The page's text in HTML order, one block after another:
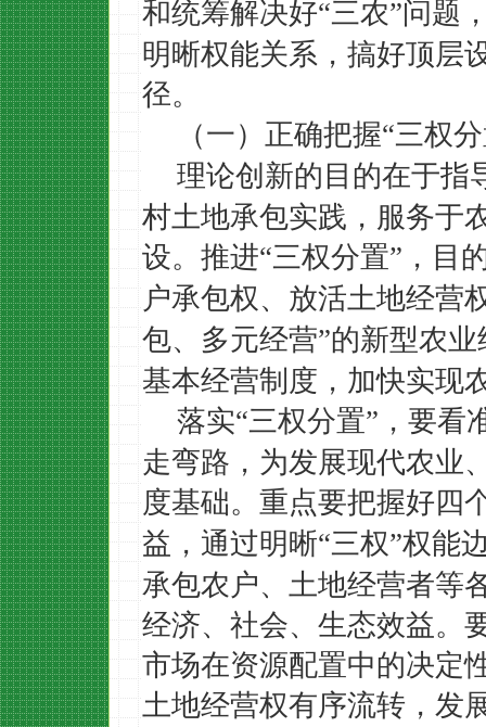
和统筹解决好“三农”问题
明晰权能关系，搞好顶层
径。
（一）正确把握“三权
理论创新的目的在于指
村土地承包实践，服务于
设。推进“三权分置” ，目
户承包权、放活土地经营
包、多元经营”的新型农
基本经营制度，加快实现
落实“三权分置” ，要看
走弯路，为发展现代农业
度基础。重点要把握好四
益，通过明晰“三权”权能
承包农户、土地经营者等
经济、社会、生态效益。
市场在资源配置中的决定
土地经营权有序流转，发